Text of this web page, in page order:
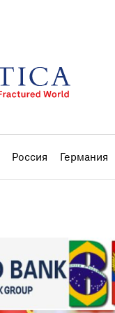
Россия Германия